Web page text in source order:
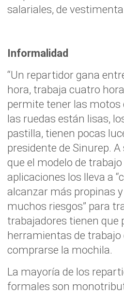
salariales, de
Informalidad
“Un repartidor gana
hora, trabaja cuatro
permite tener las motos
las ruedas están lisas,
pastilla, tienen pocas
presidente de Sinurep.
que el modelo de trabajo
aplicaciones los lleva a
alcanzar más propinas
muchos riesgos” para
trabajadores tienen que
herramientas de trabajo
comprarse la mochila.
La mayoría de los
formales son